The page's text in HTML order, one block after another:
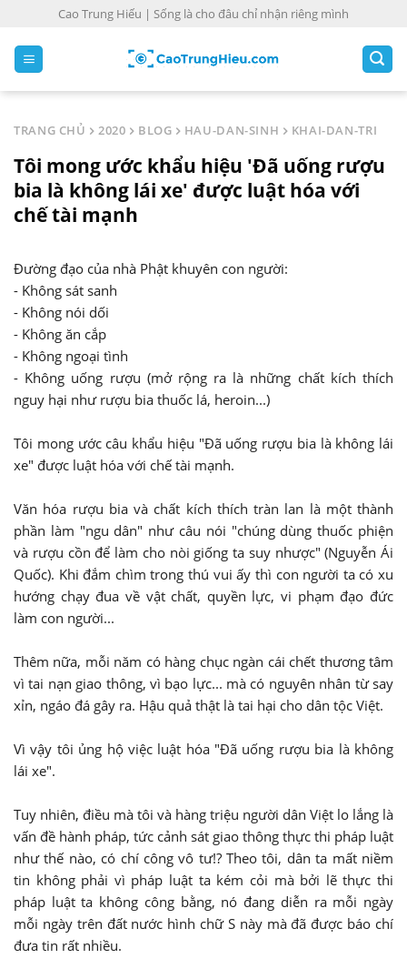
Cao Trung Hiếu | Sống là cho đâu chỉ nhận riêng mình
TRANG CHỦ 2020 BLOG HAU-DAN-SINH KHAI-DAN-TRI
Tôi mong ước khẩu hiệu 'Đã uống rượu
bia là không lái xe' được luật hóa với
chế tài mạnh
Đường đạo của nhà Phật khuyên con người:
- Không sát sanh
- Không nói dối
- Không ăn cắp
- Không ngoại tình
- Không uống rượu (mở rộng ra là những chất kích thích
nguy hại như rượu bia thuốc lá, heroin...)
Tôi mong ước câu khẩu hiệu "Đã uống rượu bia là không lái
xe" được luật hóa với chế tài mạnh.
Văn hóa rượu bia và chất kích thích tràn lan là một thành
phần làm "ngu dân" như câu nói "chúng dùng thuốc phiện
và rượu cồn để làm cho nòi giống ta suy nhược" (Nguyễn Ái
Quốc). Khi đắm chìm trong thú vui ấy thì con người ta có xu
hướng chạy đua về vật chất, quyền lực, vi phạm đạo đức
làm con người...
Thêm nữa, mỗi năm có hàng chục ngàn cái chết thương tâm
vì tai nạn giao thông, vì bạo lực... mà có nguyên nhân từ say
xỉn, ngáo đá gây ra. Hậu quả thật là tai hại cho dân tộc Việt.
Vì vậy tôi ủng hộ việc luật hóa "Đã uống rượu bia là không
lái xe".
Tuy nhiên, điều mà tôi và hàng triệu người dân Việt lo lắng là
vấn đề hành pháp, tức cảnh sát giao thông thực thi pháp luật
như thế nào, có chí công vô tư!? Theo tôi, dân ta mất niềm
tin không phải vì pháp luật ta kém cỏi mà bởi lẽ thực thi
pháp luật ta không công bằng, nó đang diễn ra mỗi ngày
mỗi ngày trên đất nước hình chữ S này mà đã được báo chí
đưa tin rất nhiều.